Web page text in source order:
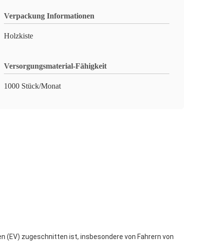
Verpackung Informationen
Holzkiste
Versorgungsmaterial-Fähigkeit
1000 Stück/Monat
(EV) zugeschnitten ist, insbesondere von Fahrern von